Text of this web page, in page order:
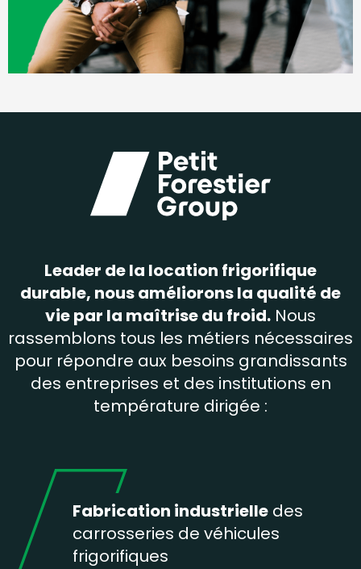
Leader de la location frigorifique
durable, nous améliorons la qualité de
vie par la maîtrise du froid. Nous
rassemblons tous les métiers nécessaires
pour répondre aux besoins grandissants
des entreprises et des institutions en
température dirigée :
Fabrication industrielle des
carrosseries de véhicules
frigorifiques